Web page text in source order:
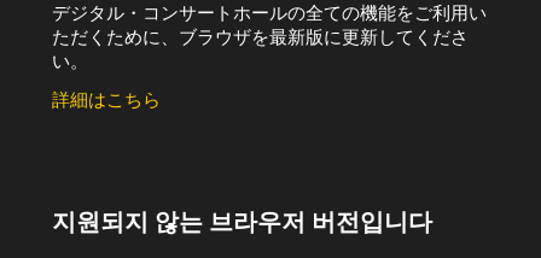
デジタル・コンサートホールの全ての機能をご利用い
ただくために、ブラウザを最新版に更新してくださ
い。
詳細はこちら
지원되지 않는 브라우저 버전입니다